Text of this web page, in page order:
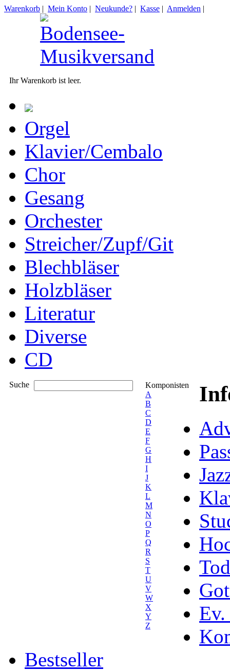
Warenkorb | Mein Konto | Neukunde? | Kasse | Anmelden |
Ihr Warenkorb ist leer.
Orgel
Klavier/Cembalo
Chor
Gesang
Orchester
Streicher/Zupf/Git
Blechbläser
Holzbläser
Literatur
Diverse
CD
Suche
Komponisten
A
B
C
D
E
F
G
H
I
J
K
L
M
N
O
P
Q
R
S
T
U
V
W
X
Y
Z
Ev.
Bestseller